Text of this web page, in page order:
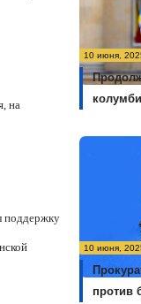
на
поддержку
10 июня,
10 июня,
против